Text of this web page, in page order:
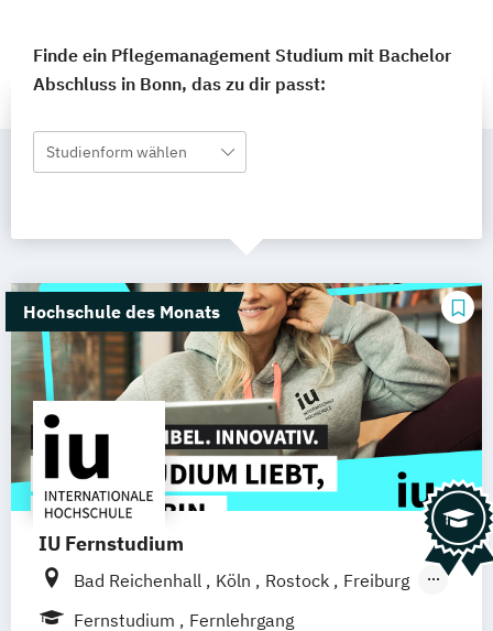
Finde ein Pflegemanagement Studium mit Bachelor
Abschluss in Bonn, das zu dir passt:
Studienform wählen
Hochschule des Monats
IU Fernstudium
Bad Reichenhall Köln Rostock
Freiburg
Kiel
Frankfurt am Main
Stuttgart
Fernstudium
Fernlehrgang